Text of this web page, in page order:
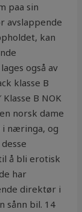
paa sin
avslappende
kan
også av
klasse B
B NOK
norsk dame
næringa, og
å bli erotisk
har
direktør i
sånn bil. 14